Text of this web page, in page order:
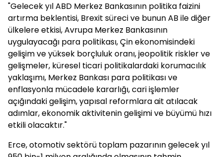
"Gelecek yıl ABD Merkez Bankasının politika faizini
artırma beklentisi, Brexit süreci ve bunun AB ile diğer
ülkelere etkisi, Avrupa Merkez Bankasının
uygulayacağı para politikası, Çin ekonomisindeki
gelişim ve yüksek borçluluk oranı, jeopolitik riskler ve
gelişmeler, küresel ticari politikalardaki korumacılık
yaklaşımı, Merkez Bankası para politikası ve
enflasyonla mücadele kararlığı, cari işlemler
açığındaki gelişim, yapısal reformlara ait atılacak
adımlar, ekonomik aktivitenin gelişimi ve büyümü hızı
etkili olacaktır."
Erce, otomotiv sektörü toplam pazarının gelecek yıl